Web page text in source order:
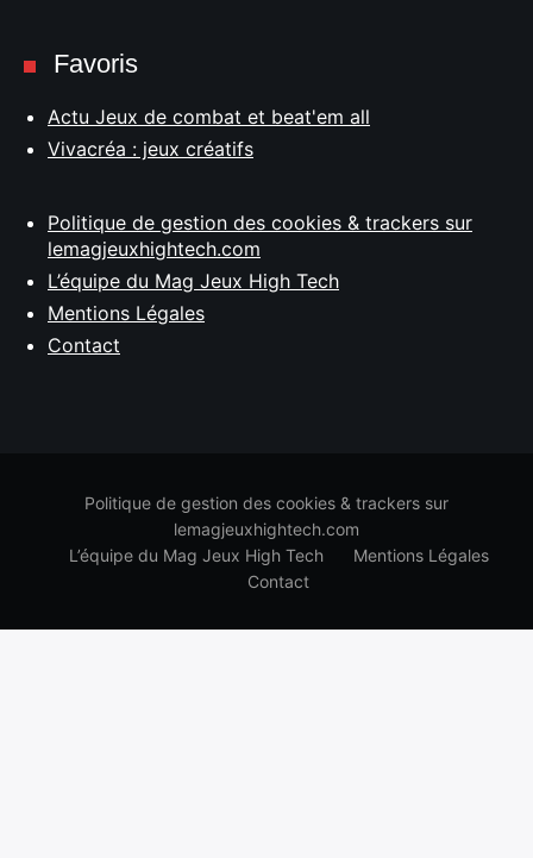
Favoris
Actu Jeux de combat et beat'em all
Vivacréa : jeux créatifs
Politique de gestion des cookies & trackers sur
lemagjeuxhightech.com
L’équipe du Mag Jeux High Tech
Mentions Légales
Contact
Politique de gestion des cookies & trackers sur
lemagjeuxhightech.com
L’équipe du Mag Jeux High Tech
Mentions Légales
Contact